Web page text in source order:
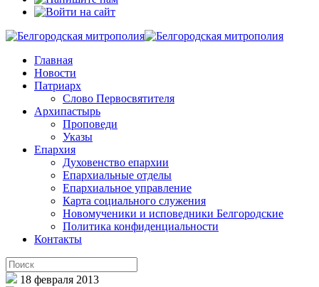
Главная
Новости
Патриарх
Слово Первосвятителя
Архипастырь
Проповеди
Указы
Епархия
Духовенство епархии
Епархиальные отделы
Епархиальное управление
Карта социального служения
Новомученики и исповедники Белгородские
Политика конфиденциальности
Контакты
18 февраля 2013